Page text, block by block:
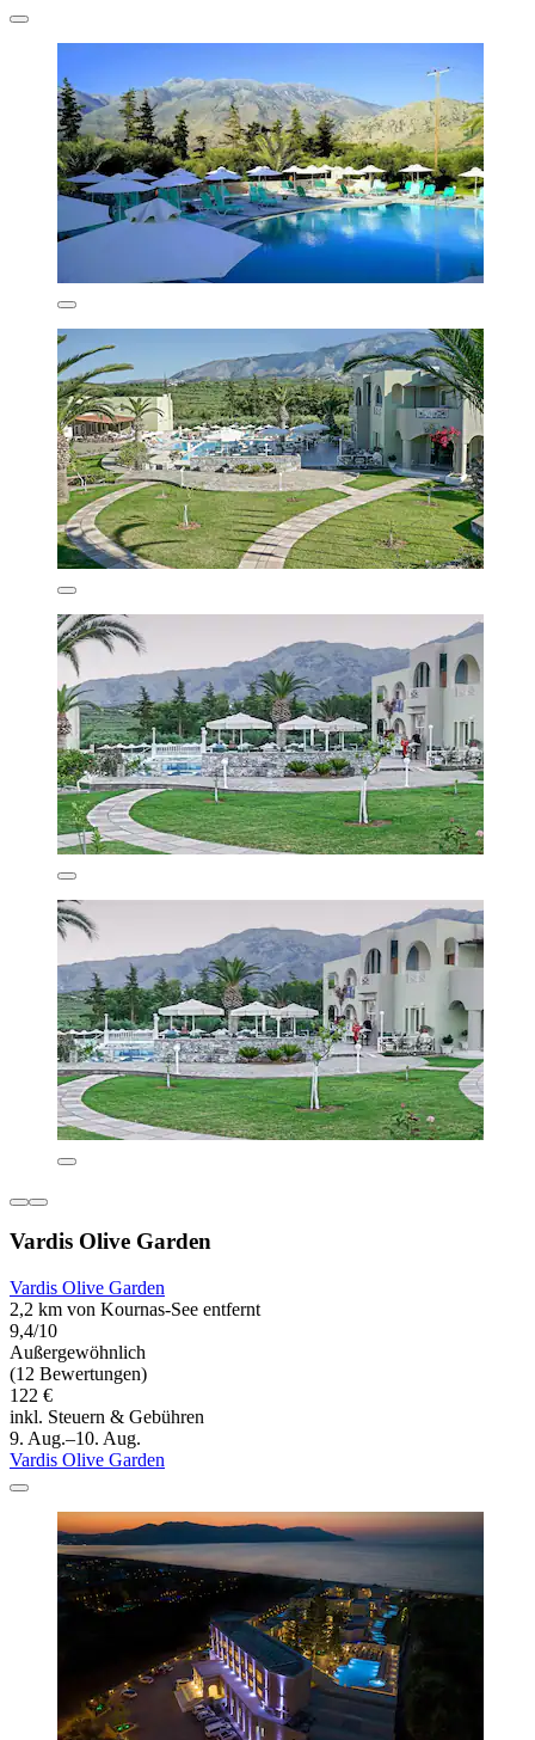
Vardis Olive Garden
Vardis Olive Garden
2,2 km von Kournas-See entfernt
9,4/10
Außergewöhnlich
(12 Bewertungen)
122 €
inkl. Steuern & Gebühren
9. Aug.–10. Aug.
Vardis Olive Garden